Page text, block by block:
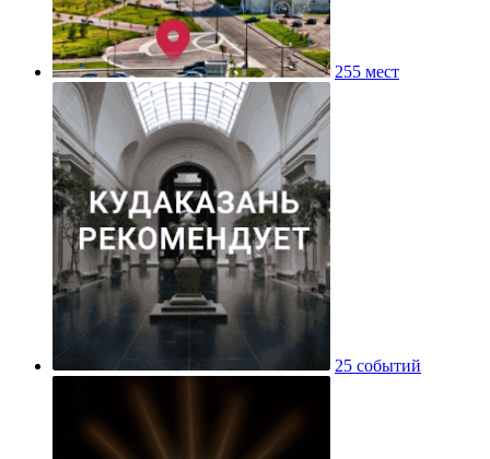
255 мест
25 событий